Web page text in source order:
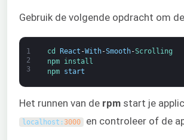
Gebruik de volgende opdracht om
1
2
3
cd React -With-Smooth-Scrolling
npm install
npm start
Het runnen van de rpm start je
localhost :3000 en controleer of de